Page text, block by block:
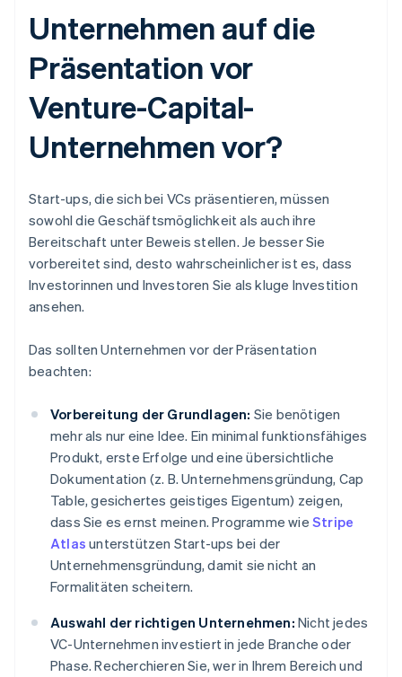
Unternehmen auf die
Präsentation vor
Venture-Capital-
Unternehmen vor?
Start-ups, die sich bei VCs präsentieren, müssen
sowohl die Geschäftsmöglichkeit als auch ihre
Bereitschaft unter Beweis stellen. Je besser Sie
vorbereitet sind, desto wahrscheinlicher ist es, dass
Investorinnen und Investoren Sie als kluge Investition
ansehen.
Das sollten Unternehmen vor der Präsentation
beachten:
Vorbereitung der Grundlagen: Sie benötigen
mehr als nur eine Idee. Ein minimal funktionsfähiges
Produkt, erste Erfolge und eine übersichtliche
Dokumentation (z. B. Unternehmensgründung, Cap
Table, gesichertes geistiges Eigentum) zeigen,
dass Sie es ernst meinen. Programme wie Stripe
Atlas unterstützen Start-ups bei der
Unternehmensgründung, damit sie nicht an
Formalitäten scheitern.
Auswahl der richtigen Unternehmen: Nicht jedes
VC-Unternehmen investiert in jede Branche oder
Phase. Recherchieren Sie, wer in Ihrem Bereich und